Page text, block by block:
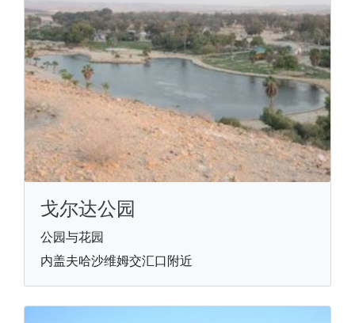
戈尔达公园
公园与花园
内盖夫哈沙维姆交汇口附近